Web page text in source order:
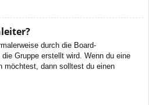
durch die Board-
Gruppe erstellt wird. Wenn du eine
möchtest, dann solltest du einen